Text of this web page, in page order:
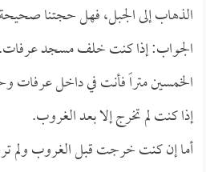
الذهاب إلى الجبل، فهل حجتنا
الجواب: إذا كنت خلف مسجد
الخمسين متراً فأنت في داخل
إذا كنت لم تخرج إلا بعد الغروب.
أما إن كنت خرجت قبل الغروب ولم